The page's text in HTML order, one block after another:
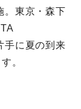
。東京・森下
手に夏の到来
。